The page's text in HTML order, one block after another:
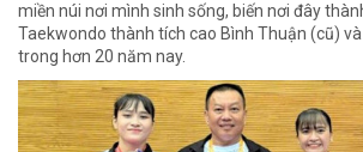
miền núi nơi mình sinh sống, biến nơi đây
Taekwondo thành tích cao Bình Thuận (cũ)
trong hơn 20 năm nay.